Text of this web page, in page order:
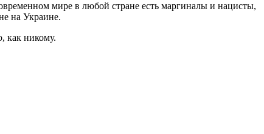
мире в любой стране есть маргиналы и нацисты,
на Украине.
как никому.